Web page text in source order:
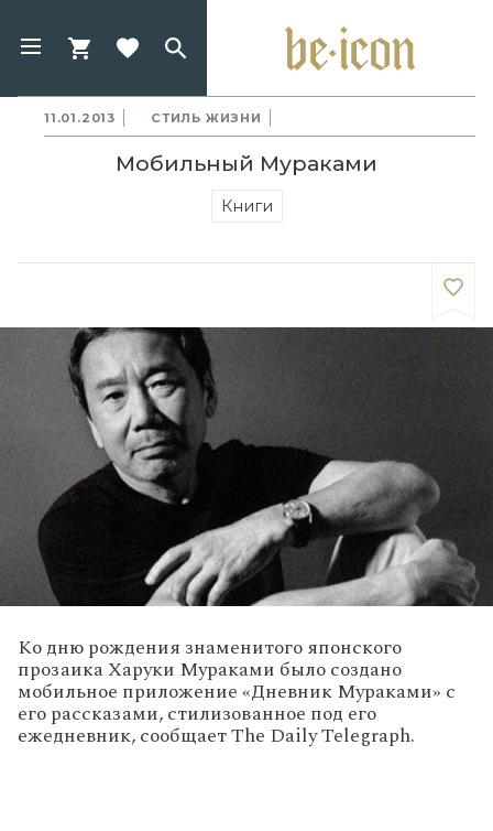
11.01.2013 СТИЛЬ ЖИЗНИ
Мобильный Мураками
Книги
Ко дню рождения знаменитого японского
прозаика Харуки Мураками было создано
мобильное приложение «Дневник Мураками» с
его рассказами, стилизованное под его
ежедневник, сообщает The Daily Telegraph.